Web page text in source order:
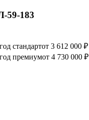
59-183
стандартот 3 612 000 ₽
премиумот 4 730 000 ₽